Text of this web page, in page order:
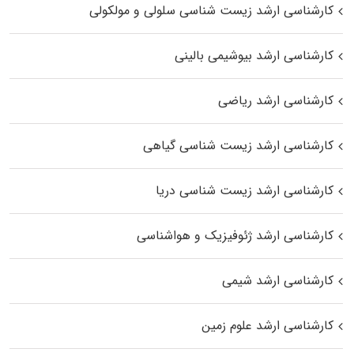
کارشناسی ارشد زیست شناسی سلولی و مولکولی
کارشناسی ارشد بیوشیمی بالینی
کارشناسی ارشد ریاضی
کارشناسی ارشد زیست‌ شناسی گیاهی
کارشناسی ارشد زیست‌ شناسی دریا
کارشناسی ارشد ژئوفیزیک و هواشناسی
کارشناسی ارشد شیمی
کارشناسی ارشد علوم زمین